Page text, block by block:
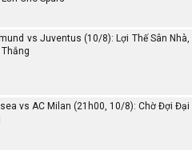
vs Juventus (10/8): Lợi Thế Sân Nhà,
Thắng
vs AC Milan (21h00, 10/8): Chờ Đợi Đại